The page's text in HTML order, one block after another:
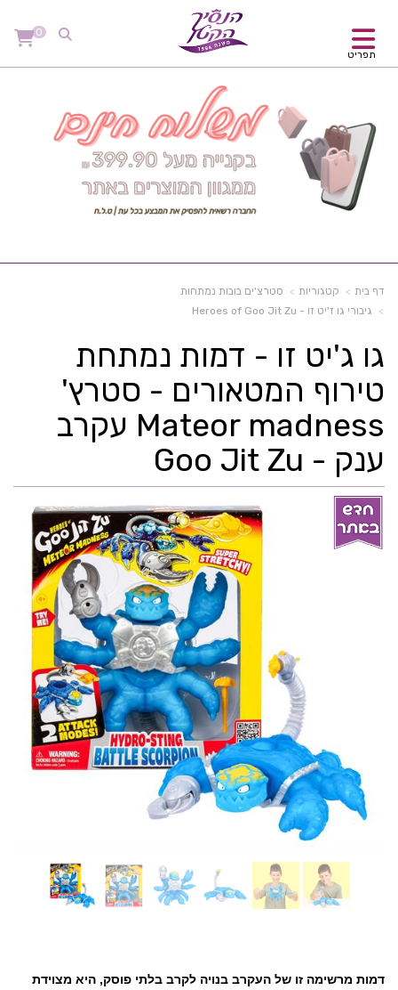
תפריט
0
דף בית קטגוריות
סטרצ'ים בובות נמתחות
גיבורי גו ז'יט זו - Heroes of Goo Jit Zu
גו ג'יט זו - דמות נמתחת
טירוף המטאורים - סטרץ'
Mateor madness עקרב
ענק - Goo Jit Zu
דמות מרשימה זו של העקרב בנויה לקרב בלתי פוסק, היא מצוידת